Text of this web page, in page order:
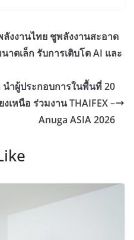
งงานไทย ชูพลังงานสะอาด
าดเล็ก รับการเติบโต AI และ
ำผู้ประกอบการในพื้นที่ 20
เหนือ ร่วมงาน THAIFEX –
Anuga ASIA 2026